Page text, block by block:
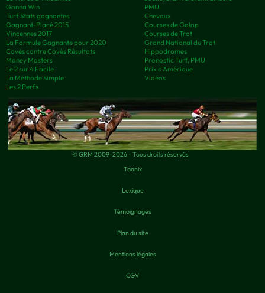
Gonna Win
Turf Stats gagnantes
Gagnant-Placé 2015
Vincennes 2017
La Formule Gagnante pour 2020
Covès contre Covès Résultats
Money Masters
Le 2 sur 4 Facile
La Méthode Simple
Les 2 Perfs
PMU
Chevaux
Courses de Galop
Courses de Trot
Grand National du Trot
Hippodromes
Pronostic Turf, PMU
Prix d’Amérique
Vidéos
© GRM 2009-2026 - Tous droits réservés
Taonix
Lexique
Témoignages
Plan du site
Mentions légales
CGV